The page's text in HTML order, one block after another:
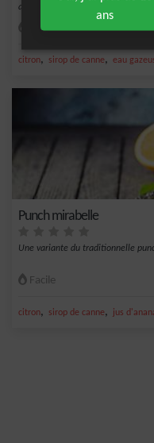
alcoo...
Facile
citron, sirop de canne, eau
Punch mirabelle
Une variante du traditionnelle
Facile
citron, sirop de canne, jus
ans